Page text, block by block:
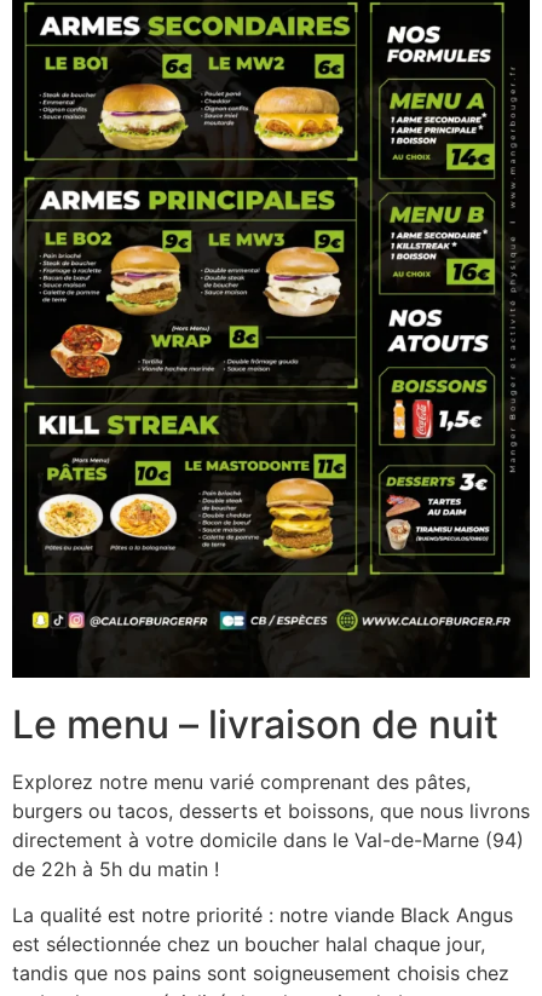
Le menu – livraison de nuit
Explorez notre menu varié comprenant des pâtes,
burgers ou tacos, desserts et boissons, que nous livrons
directement à votre domicile dans le Val-de-Marne (94)
de 22h à 5h du matin !
La qualité est notre priorité : notre viande Black Angus
est sélectionnée chez un boucher halal chaque jour,
tandis que nos pains sont soigneusement choisis chez